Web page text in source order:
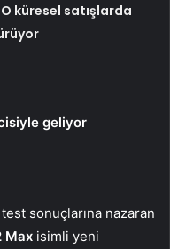
küresel satışlarda
geliyor
sonuçlarına nazaran
Max isimli yeni